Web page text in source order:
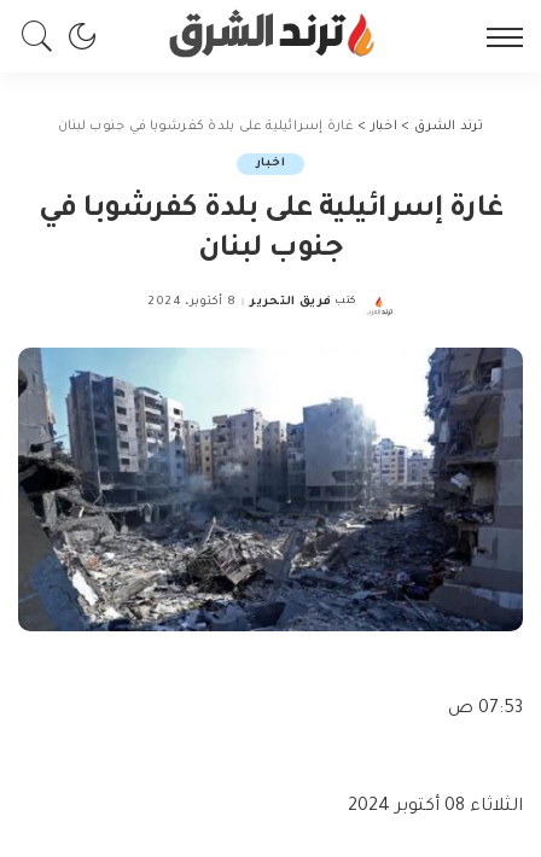
ترند الشرق > اخبار > غارة إسرائيلية على بلدة كفرشوبا في جنوب لبنان
اخبار
غارة إسرائيلية على بلدة كفرشوبا في
جنوب لبنان
Posted
كتب فريق التحرير 8 أكتوبر، 2024
07:53 ص
الثلاثاء 08 أكتوبر 2024